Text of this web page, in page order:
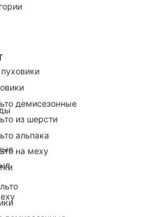
демисезонные
из шерсти
альпака
на меху